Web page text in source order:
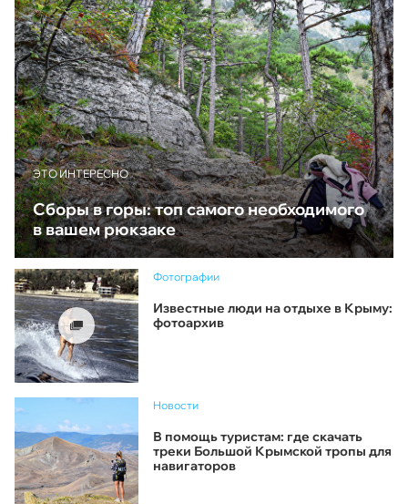
ЭТО ИНТЕРЕСНО
Сборы в горы: топ самого необходимого
в вашем рюкзаке
Фотографии
Известные люди на отдыхе в Крыму:
фотоархив
Новости
В помощь туристам: где скачать
треки Большой Крымской тропы для
навигаторов